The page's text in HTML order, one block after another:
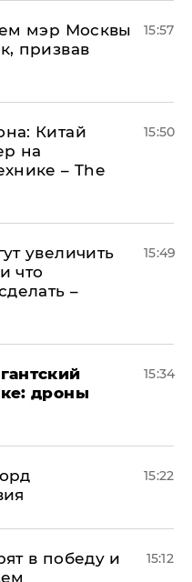
мэр Москвы
призвав
15:57
Китай
на
– The
15:50
увеличить
что
–
15:49
дроны
15:34
15:22
в победу и
15:12